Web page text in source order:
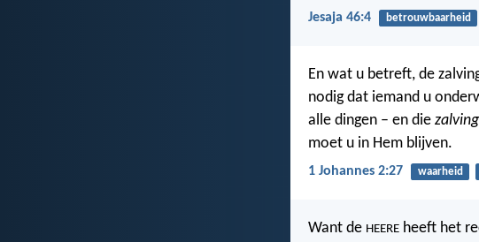
Jesaja 46:4 betrouwbaarheid
En wat u betreft, de
nodig dat iemand u
alle dingen – en die zalving
moet u in Hem blijven.
1 Johannes 2:27 waarheid
Want de HEERE heeft het